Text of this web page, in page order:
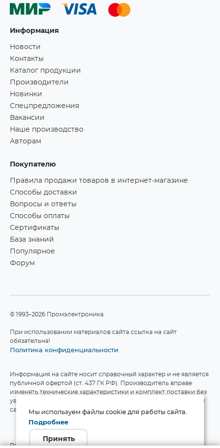
Информация
Новости
Контакты
Каталог продукции
Производители
Новинки
Спецпредложения
Вакансии
Наше производство
Авторам
Покупателю
Правила продажи товаров в интернет-магазине
Способы доставки
Вопросы и ответы
Способы оплаты
Сертификаты
База знаний
Популярное
Форум
©1993–2026 Промэлектроника
При использовании материалов сайта ссылка на сайт
обязательна!
Политика конфиденциальности
Информация на сайте носит справочный характер и не является
публичной офертой (ст. 437 ГК РФ). Производитель вправе
изменять технические характеристики и комплект поставки без
уведомления. Актуальные данные приведены на официальном
сайте производителя.
Разработка сайта
Мы используем файлы cookie для работы сайта.
Подробнее
Принять